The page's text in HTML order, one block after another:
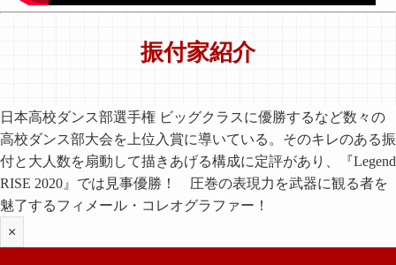
振付家紹介
日本高校ダンス部選手権 ビッグクラスに優勝するなど数々の
高校ダンス部大会を上位入賞に導いている。そのキレのある振
付と大人数を扇動して描きあげる構成に定評があり、『Legend
RISE 2020』では見事優勝！ 圧巻の表現力を武器に観る者を
魅了するフィメール・コレオグラファー！
×